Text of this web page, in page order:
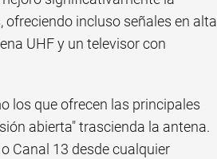
incluso señales en alta
UHF y un televisor con
los que ofrecen las principales
abierta" trascienda la antena.
Canal 13 desde cualquier